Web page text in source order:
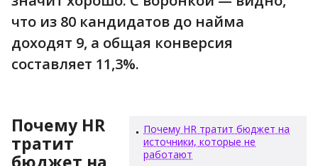
что из 80 кандидатов до найма
доходят 9, а общая конверсия
составляет 11,3%.
Почему HR тратит бюджет на
источники, которые не
работают
Почему HR
тратит